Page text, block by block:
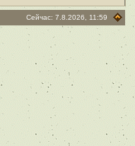
Сейчас: 7.8.2026, 11:59